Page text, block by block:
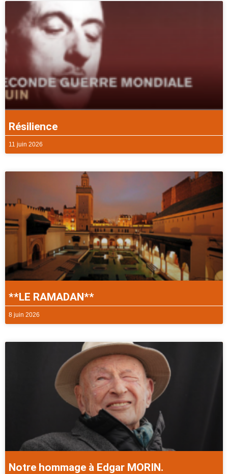
Résilience
11 juin 2026
**LE RAMADAN**
8 juin 2026
Notre hommage à Edgar MORIN.